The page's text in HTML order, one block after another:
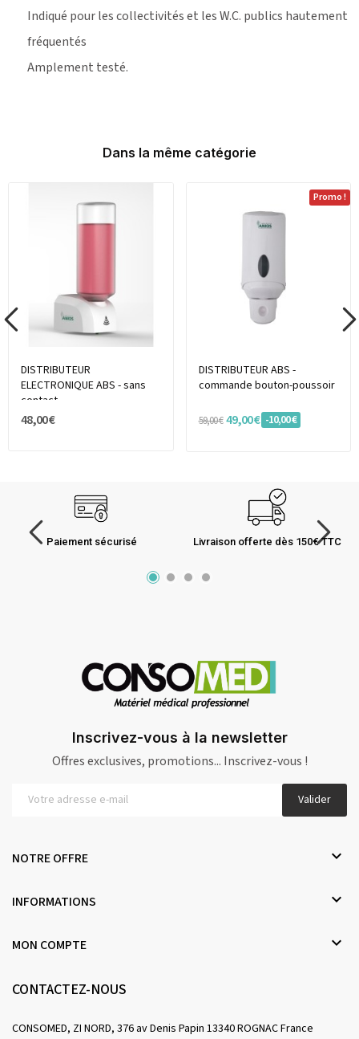
Indiqué pour les collectivités et les W.C. publics hautement
fréquentés
Amplement testé.
Dans la même catégorie
DISTRIBUTEUR
ELECTRONIQUE ABS - sans
contact
48,00 €
Promo !
DISTRIBUTEUR ABS -
commande bouton-poussoir
59,00 € 49,00 € -10,00 €
Paiement sécurisé Livraison offerte dès 150€ TTC
Inscrivez-vous à la newsletter
Offres exclusives, promotions... Inscrivez-vous !
Valider
NOTRE OFFRE 
INFORMATIONS 
MON COMPTE 
CONTACTEZ-NOUS
CONSOMED, ZI NORD, 376 av Denis Papin 13340 ROGNAC France